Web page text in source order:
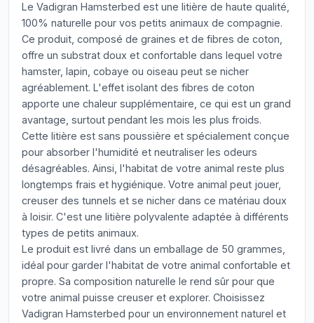
Le Vadigran Hamsterbed est une litière de haute qualité,
100% naturelle pour vos petits animaux de compagnie.
Ce produit, composé de graines et de fibres de coton,
offre un substrat doux et confortable dans lequel votre
hamster, lapin, cobaye ou oiseau peut se nicher
agréablement. L'effet isolant des fibres de coton
apporte une chaleur supplémentaire, ce qui est un grand
avantage, surtout pendant les mois les plus froids.
Cette litière est sans poussière et spécialement conçue
pour absorber l'humidité et neutraliser les odeurs
désagréables. Ainsi, l'habitat de votre animal reste plus
longtemps frais et hygiénique. Votre animal peut jouer,
creuser des tunnels et se nicher dans ce matériau doux
à loisir. C'est une litière polyvalente adaptée à différents
types de petits animaux.
Le produit est livré dans un emballage de 50 grammes,
idéal pour garder l'habitat de votre animal confortable et
propre. Sa composition naturelle le rend sûr pour que
votre animal puisse creuser et explorer. Choisissez
Vadigran Hamsterbed pour un environnement naturel et